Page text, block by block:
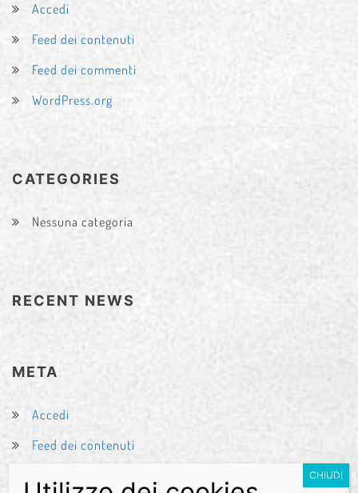
Accedi
Feed dei contenuti
Feed dei commenti
WordPress.org
CATEGORIES
Nessuna categoria
RECENT NEWS
META
Accedi
Feed dei contenuti